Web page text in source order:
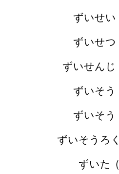
ずいせい
ずいせつ
ずいせんじ
ずいそう
ずいそう
ずいそうろく
ずいた (